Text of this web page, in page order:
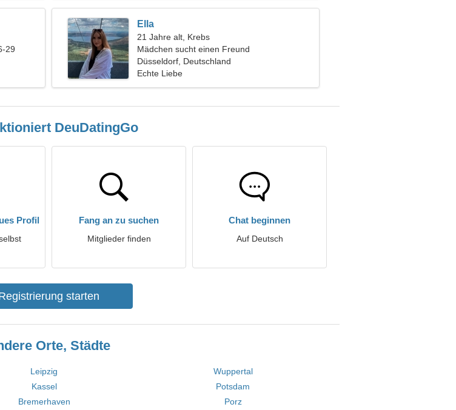
29
Ella
21 Jahre alt, Krebs
Mädchen sucht einen Freund
Düsseldorf, Deutschland
Echte Liebe
DeuDatingGo
Profil Fang an zu suchen
Mitglieder finden
Chat beginnen
Auf Deutsch
starten
Orte, Städte
Leipzig
Wuppertal
Kassel
Potsdam
Bremerhaven Porz